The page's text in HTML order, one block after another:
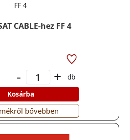
CABLE-hez FF 4
FF 4
- +
db
Kosárba
bővebben